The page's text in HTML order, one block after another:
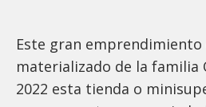
Este gran
materializado de la familia
2022 esta tienda o